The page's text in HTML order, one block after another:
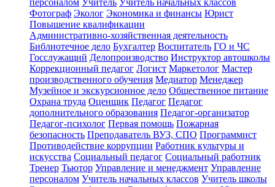
персоналом Учитель Учитель начальных классов
Фотограф Эколог Экономика и финансы Юрист
Повышение квалификации
Административно-хозяйственная деятельность
Библиотечное дело Бухгалтер Воспитатель ГО и ЧС
Госслужащий Делопроизводство Инструктор автошколы
Коррекционный педагог Логист Маркетолог Мастер
производственного обучения Медиатор Менеджер
Музейное и экскурсионное дело Общественное питание
Охрана труда Оценщик Педагог Педагог
дополнительного образования Педагог-организатор
Педагог-психолог Первая помощь Пожарная
безопасность Преподаватель ВУЗ, СПО Программист
Противодействие коррупции Работник культуры и
искусства Социальный педагог Социальный работник
Тренер Тьютор Управление и менеджмент Управление
персоналом Учитель начальных классов Учитель школы